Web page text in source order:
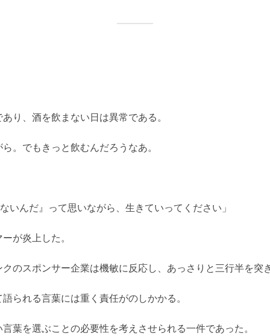
り、酒を飲まない日は異常である。
。でもきっと飲むんだろうなあ。
いんだ』って思いながら、生きていってください」
が炎上した。
のスポンサー企業は機敏に反応し、あっさりと三行半を突
られる言葉には重く責任がのしかかる。
葉を選ぶことの必要性を考えさせられる一件であった。